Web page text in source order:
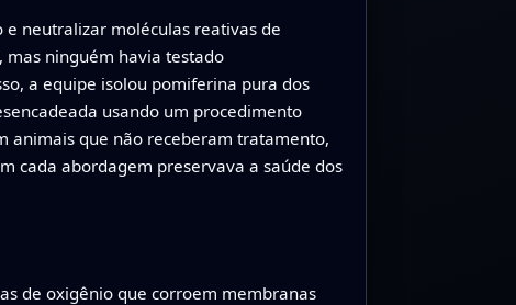
neutralizar moléculas reativas de
mas ninguém havia testado
a equipe isolou pomiferina pura dos
usando um procedimento
animais que não receberam tratamento,
cada abordagem preservava a saúde dos
de oxigênio que corroem membranas